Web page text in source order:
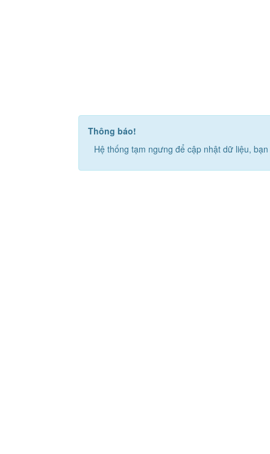
Thông báo!
Hệ thống tạm ngưng để cập nhật dữ liệu,